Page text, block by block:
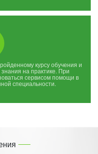
курсу обучения и
на практике. При
сервисом помощи в
специальности.